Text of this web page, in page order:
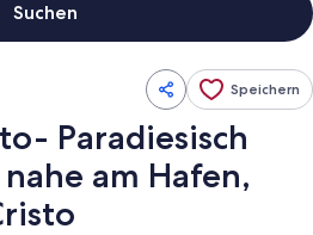
Suchen
Speichern
Paradiesisch
am Hafen,